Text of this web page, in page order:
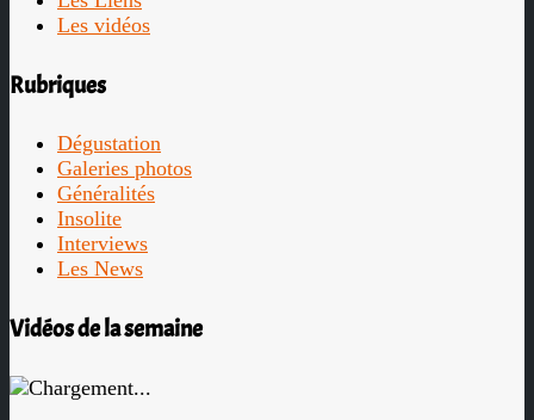
Les vidéos
Rubriques
Dégustation
Galeries photos
Généralités
Insolite
Interviews
Les News
Vidéos de la semaine